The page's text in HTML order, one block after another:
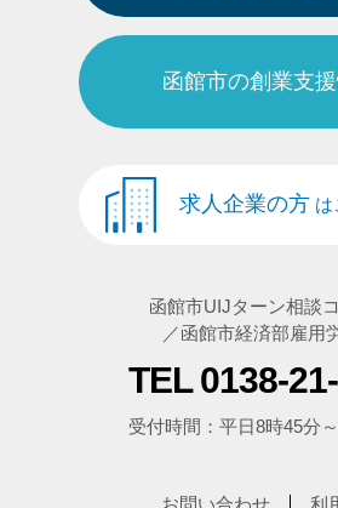
函館市の創業支
求人企業の方 は
函館市UIJターン相談
／函館市経済部雇用
TEL 0138-
受付時間：平日8時45分
お問い合わせ 利